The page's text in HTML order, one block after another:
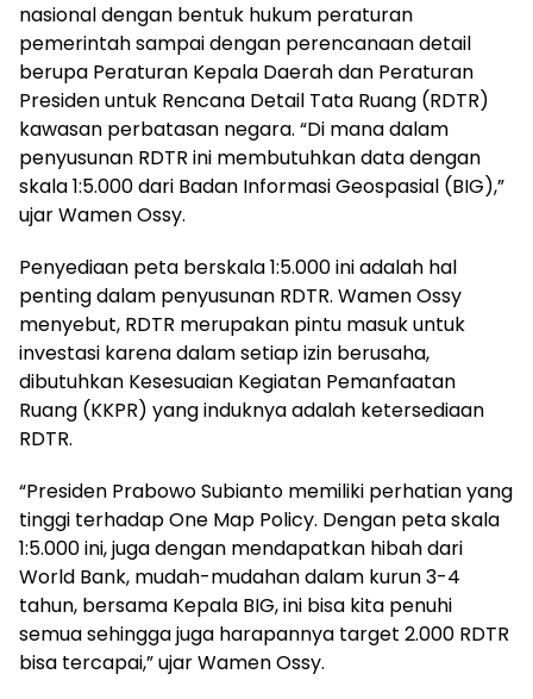
nasional dengan bentuk hukum peraturan
pemerintah sampai dengan perencanaan detail
berupa Peraturan Kepala Daerah dan Peraturan
Presiden untuk Rencana Detail Tata Ruang (RDTR)
kawasan perbatasan negara. “Di mana dalam
penyusunan RDTR ini membutuhkan data dengan
skala 1:5.000 dari Badan Informasi Geospasial (BIG),”
ujar Wamen Ossy.
Penyediaan peta berskala 1:5.000 ini adalah hal
penting dalam penyusunan RDTR. Wamen Ossy
menyebut, RDTR merupakan pintu masuk untuk
investasi karena dalam setiap izin berusaha,
dibutuhkan Kesesuaian Kegiatan Pemanfaatan
Ruang (KKPR) yang induknya adalah ketersediaan
RDTR.
“Presiden Prabowo Subianto memiliki perhatian yang
tinggi terhadap One Map Policy. Dengan peta skala
1:5.000 ini, juga dengan mendapatkan hibah dari
World Bank, mudah-mudahan dalam kurun 3-4
tahun, bersama Kepala BIG, ini bisa kita penuhi
semua sehingga juga harapannya target 2.000 RDTR
bisa tercapai,” ujar Wamen Ossy.